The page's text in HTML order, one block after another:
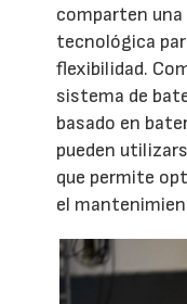
comparten
tecnológica
flexibilidad.
sistema de
basado en
pueden
que permite
el